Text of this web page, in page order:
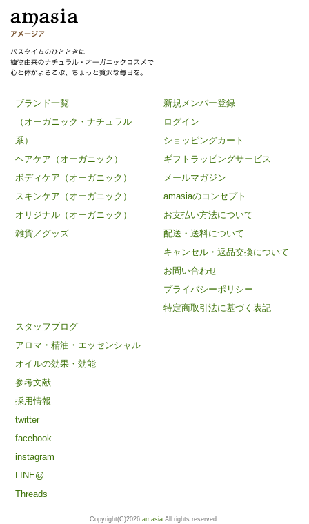
ブランド一覧
（オーガニック・ナチュラル
系）
ヘアケア（オーガニック）
ボディケア（オーガニック）
スキンケア（オーガニック）
オリジナル（オーガニック）
雑貨／グッズ
新規メンバー登録
ログイン
ショッピングカート
ギフトラッピングサービス
メールマガジン
amasiaのコンセプト
お支払い方法について
配送・送料について
キャンセル・返品交換について
お問い合わせ
プライバシーポリシー
特定商取引法に基づく表記
スタッフブログ
アロマ・精油・エッセンシャル
オイルの効果・効能
参考文献
採用情報
twitter
facebook
instagram
LINE@
Threads
Copyright(C)2026amasia All rights reserved.